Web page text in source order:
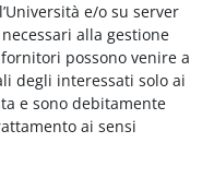
e/o su server
alla gestione
possono venire a
degli interessati solo ai
e sono debitamente
ai sensi